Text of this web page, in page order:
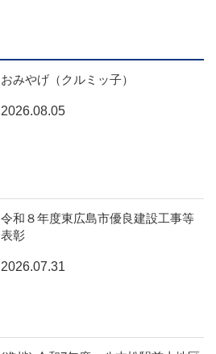
おみやげ（クルミッ子）
2026.08.05
令和８年度東広島市優良建設工事等
表彰
2026.07.31